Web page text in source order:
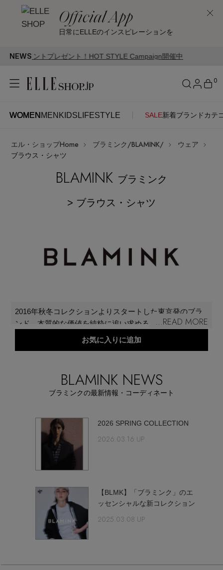
Official App
日常にELLEのインスピレーションを
NEWS
ント！HOT STYLE Campaign開催中
WOMEN MEN KIDS LIFESTYLE SALE新着ブランド カテ
0
WOMENMENKIDSLIFESTYLE
ITEMS
ランキング
最旬！トレンドワード
【Tシャツ】デイリーに活躍
【日傘】完全遮光・軽量傘
【サンダル】ビーサンの季節！
【CFCL】注目のPOP-UP
【レース】上品な透け感
CATEGORY
ウェア
すべてのウェア
ブラウス・シャツ
シューズ
すべてのシューズ
バッグ・財布
ログイン
はじめてご利用の方
メールマガジン登録
ご登録はこちら
ご利用ガイド
カスタマーサポート
エル・ショップについて
お知らせ
よくあるご質問
エル・ショップHome ブラミンク/BLAMINK/
ウェア
ブラウス・シャツ
BLAMINK ブラミンク
> ブラウス・シャツ
...READ MORE
2016年秋冬コレクションよりスタートした東京発のブラ
ンド。本質的な価値を純粋に追い求めることを大切にし
て、袖を通す人たちが内面から輝けると心から思う服づ
人々から支持を得ている。
お気に入りに追加
BLAMINK NEWS
ブラミンクの最新情報・コーディネート
2026 SPRING COLLECTION
2026.03.16 UP
【BLMK】「ブラミンク」のエ
ッセンシャルな新コレクション
2025.03.08 UP